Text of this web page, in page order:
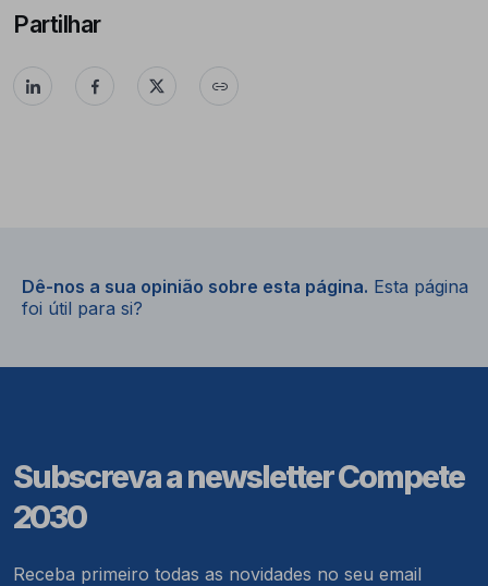
Partilhar
Dê-nos a sua opinião sobre esta página. Esta página
foi útil para si?
Subscreva a newsletter Compete
2030
Receba primeiro todas as novidades no seu email